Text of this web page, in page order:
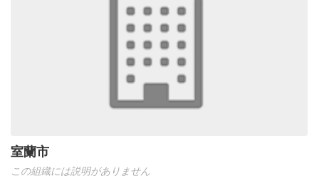
室蘭市
この組織には説明がありません